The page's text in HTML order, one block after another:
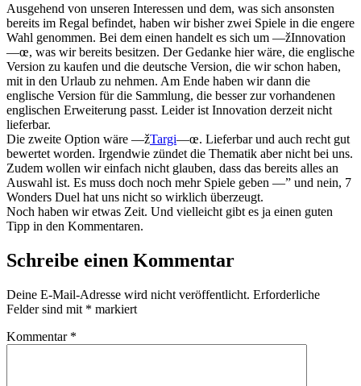
Ausgehend von unseren Interessen und dem, was sich ansonsten
bereits im Regal befindet, haben wir bisher zwei Spiele in die engere
Wahl genommen. Bei dem einen handelt es sich um —žInnovation
—œ, was wir bereits besitzen. Der Gedanke hier wäre, die englische
Version zu kaufen und die deutsche Version, die wir schon haben,
mit in den Urlaub zu nehmen. Am Ende haben wir dann die
englische Version für die Sammlung, die besser zur vorhandenen
englischen Erweiterung passt. Leider ist Innovation derzeit nicht
lieferbar.
Die zweite Option wäre —žTargi—œ. Lieferbar und auch recht gut
bewertet worden. Irgendwie zündet die Thematik aber nicht bei uns.
Zudem wollen wir einfach nicht glauben, dass das bereits alles an
Auswahl ist. Es muss doch noch mehr Spiele geben —” und nein, 7
Wonders Duel hat uns nicht so wirklich überzeugt.
Noch haben wir etwas Zeit. Und vielleicht gibt es ja einen guten
Tipp in den Kommentaren.
Schreibe einen Kommentar
Deine E-Mail-Adresse wird nicht veröffentlicht. Erforderliche
Felder sind mit * markiert
Kommentar *